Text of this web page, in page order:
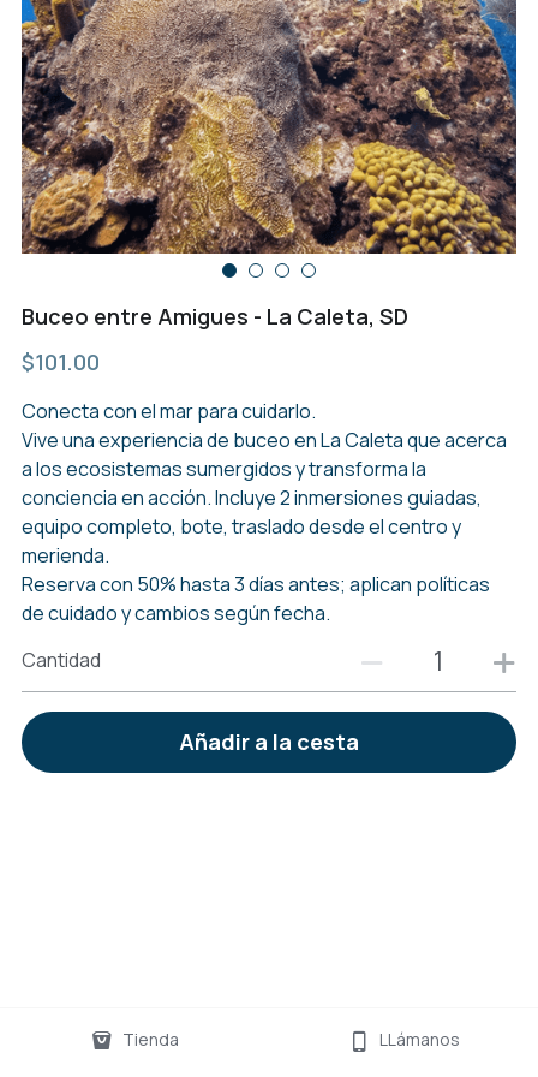
Buceo entre Amigues - La Caleta, SD
$101.00
Conecta con el mar para cuidarlo.
Vive una experiencia de buceo en La Caleta que acerca
a los ecosistemas sumergidos y transforma la
conciencia en acción. Incluye 2 inmersiones guiadas,
equipo completo, bote, traslado desde el centro y
merienda.
Reserva con 50% hasta 3 días antes; aplican políticas
de cuidado y cambios según fecha.
Cantidad
Añadir a la cesta
Tienda LLámanos